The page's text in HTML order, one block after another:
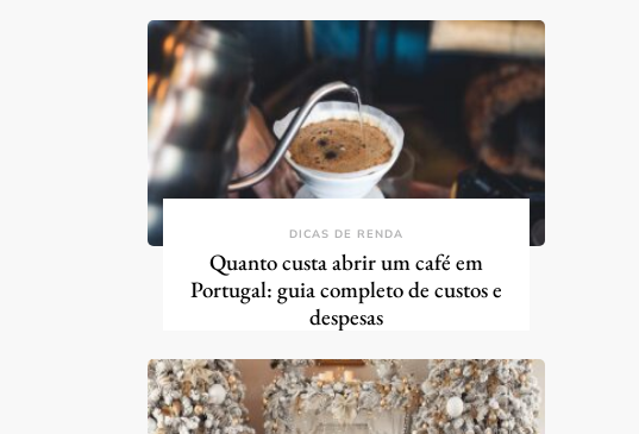
DICAS DE RENDA
Quanto custa abrir um café em
Portugal: guia completo de custos e
despesas